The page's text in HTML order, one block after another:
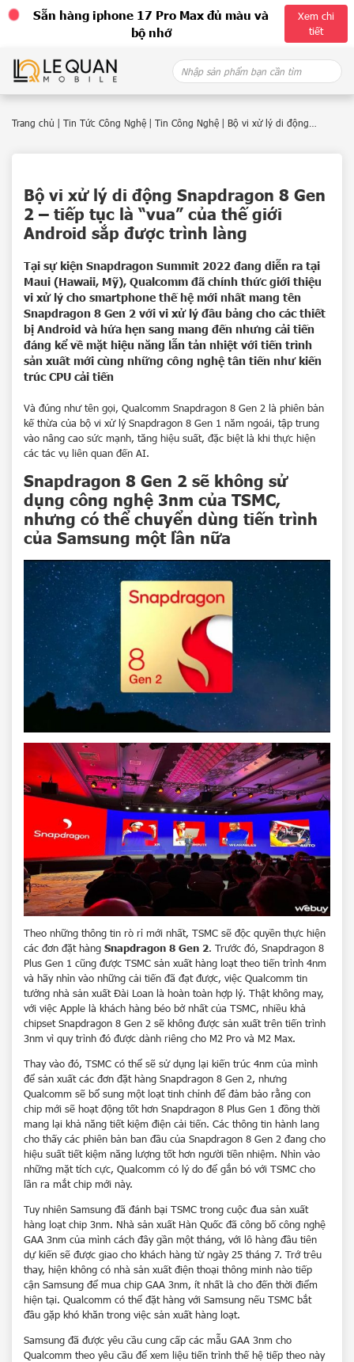
Sẵn hàng iphone 17 Pro Max đủ màu và
bộ nhớ
Xem chi
tiết
content
Search
for:
Trang chủ Tin Tức Công Nghệ Tin Công Nghệ
Bộ vi xử lý di động
Bộ vi xử lý di động Snapdragon 8 Gen
2 – tiếp tục là “vua” của thế giới
Android sắp được trình làng
Tại sự kiện Snapdragon Summit 2022 đang diễn ra tại
Maui (Hawaii, Mỹ), Qualcomm đã chính thức giới thiệu
vi xử lý cho smartphone thế hệ mới nhất mang tên
Snapdragon 8 Gen 2 với vi xử lý đầu bảng cho các thiết
bị Android và hứa hẹn sang mang đến nhưng cải tiến
đáng kể về mặt hiệu năng lẫn tản nhiệt với tiến trình
sản xuất mới cùng những công nghệ tân tiến như kiến
trúc CPU cải tiến
Và đúng như tên gọi, Qualcomm Snapdragon 8 Gen 2 là phiên bản
kế thừa của bộ vi xử lý Snapdragon 8 Gen 1 năm ngoái, tập trung
vào nâng cao sức mạnh, tăng hiệu suất, đặc biệt là khi thực hiện
các tác vụ liên quan đến AI.
Snapdragon 8 Gen 2 sẽ không sử
dụng công nghệ 3nm của TSMC,
nhưng có thể chuyển dùng tiến trình
của Samsung một lần nữa
Theo những thông tin rò rỉ mới nhất, TSMC sẽ độc quyền thực hiện
các đơn đặt hàng Snapdragon 8 Gen 2. Trước đó, Snapdragon 8
Plus Gen 1 cũng được TSMC sản xuất hàng loạt theo tiến trình 4nm
và hãy nhìn vào những cải tiến đã đạt được, việc Qualcomm tin
tưởng nhà sản xuất Đài Loan là hoàn toàn hợp lý. Thật không may,
với việc Apple là khách hàng béo bở nhất của TSMC, nhiều khả
chipset Snapdragon 8 Gen 2 sẽ không được sản xuất trên tiến trình
3nm vì quy trình đó được dành riêng cho M2 Pro và M2 Max.
Thay vào đó, TSMC có thể sẽ sử dụng lại kiến trúc 4nm của mình
để sản xuất các đơn đặt hàng Snapdragon 8 Gen 2, nhưng
Qualcomm sẽ bổ sung một loạt tinh chỉnh để đảm bảo rằng con
chip mới sẽ hoạt động tốt hơn Snapdragon 8 Plus Gen 1 đồng thời
mang lại khả năng tiết kiệm điện cải tiến. Các thông tin hành lang
cho thấy các phiên bản ban đầu của Snapdragon 8 Gen 2 đang cho
hiệu suất tiết kiệm năng lượng tốt hơn người tiền nhiệm. Nhìn vào
những mặt tích cực, Qualcomm có lý do để gắn bó với TSMC cho
lần ra mắt chip mới này.
Tuy nhiên Samsung đã đánh bại TSMC trong cuộc đua sản xuất
hàng loạt chip 3nm. Nhà sản xuất Hàn Quốc đã công bố công nghệ
GAA 3nm của mình cách đây gần một tháng, với lô hàng đầu tiên
dự kiến sẽ được giao cho khách hàng từ ngày 25 tháng 7. Trớ trêu
thay, hiện không có nhà sản xuất điện thoại thông minh nào tiếp
cận Samsung để mua chip GAA 3nm, ít nhất là cho đến thời điểm
hiện tại. Qualcomm có thể đặt hàng với Samsung nếu TSMC bắt
đầu gặp khó khăn trong việc sản xuất hàng loạt.
Samsung đã được yêu cầu cung cấp các mẫu GAA 3nm cho
Qualcomm theo yêu cầu để xem liệu tiến trình thế hệ tiếp theo này